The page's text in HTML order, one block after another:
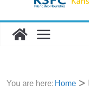
ス
You are here: Home